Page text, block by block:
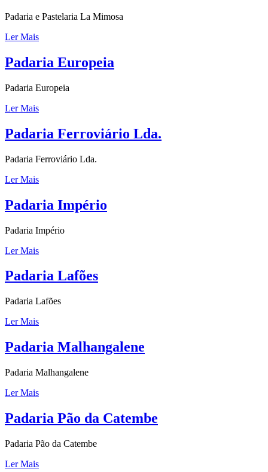
Padaria e Pastelaria La Mimosa
Ler Mais
Padaria Europeia
Padaria Europeia
Ler Mais
Padaria Ferroviário Lda.
Padaria Ferroviário Lda.
Ler Mais
Padaria Império
Padaria Império
Ler Mais
Padaria Lafões
Padaria Lafões
Ler Mais
Padaria Malhangalene
Padaria Malhangalene
Ler Mais
Padaria Pão da Catembe
Padaria Pão da Catembe
Ler Mais